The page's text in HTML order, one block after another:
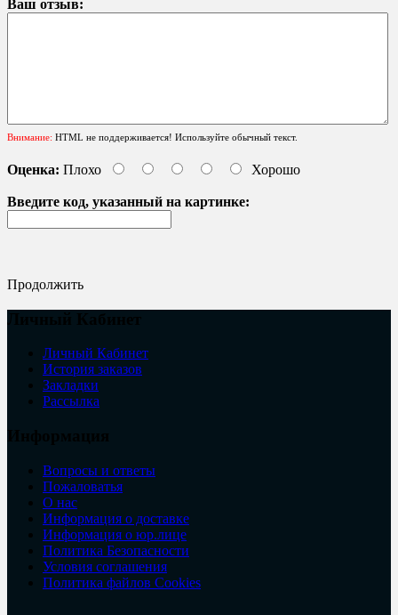
Ваш отзыв:
Внимание: HTML не поддерживается! Используйте обычный текст.
Оценка: Плохо Хорошо
Введите код, указанный на картинке:
Продолжить
Личный Кабинет
История заказов
Закладки
Рассылка
Вопросы и ответы
Пожаловатья
О нас
Информация о доставке
Информация о юр.лице
Политика Безопасности
Условия соглашения
Политика файлов Cookies